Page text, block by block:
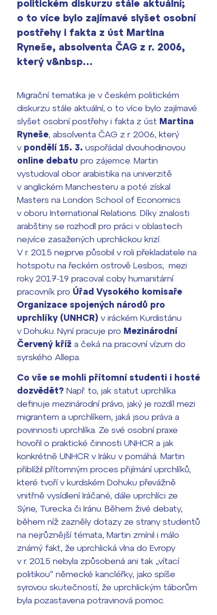
Výsledky 1. kola přijímacího řízení
2026/2027
Maturitní zkoušky
Europass
FOCUSing
Zahraniční stipendia
ČAG studentský
Maturitní témata
Pomoc! Mám problém!
Harmonogram školního roku
Termíny maturit
Bakaláři
politickém diskurzu stále aktuální;
o to více bylo zajímavé slyšet osobní
postřehy i fakta z úst Martina
Ryneše, absolventa ČAG z r. 2006,
který v&nbsp…
Migrační tematika je v českém politickém
diskurzu stále aktuální; o to více bylo zajímavé
slyšet osobní postřehy i fakta z úst Martina
Ryneše, absolventa ČAG z r. 2006, který
v pondělí 15. 3. uspořádal dvouhodinovou
online debatu pro zájemce. Martin
vystudoval obor arabistika na univerzitě
v anglickém Manchesteru a poté získal
Masters na London School of Economics
v oboru International Relations. Díky znalosti
arabštiny se rozhodl pro práci v oblastech
nejvíce zasažených uprchlickou krizí.
V r. 2015 nejprve působil v roli překladatele na
hotspotu na řeckém ostrově Lesbos; mezi
roky 2017-19 pracoval coby humanitární
pracovník pro Úřad Vysokého komisaře
Organizace spojených národů pro
uprchlíky (UNHCR) v iráckém Kurdistánu
v Dohuku. Nyní pracuje pro Mezinárodní
Červený kříž a čeká na pracovní vízum do
syrského Allepa.
Co vše se mohli přítomní studenti i hosté
dozvědět? Např. to, jak statut uprchlíka
definuje mezinárodní právo, jaký je rozdíl mezi
migrantem a uprchlíkem, jaká jsou práva a
povinnosti uprchlíka. Ze své osobní praxe
hovořil o praktické činnosti UNHCR a jak
konkrétně UNHCR v Iráku v pomáhá. Martin
přiblížil přítomným proces přijímání uprchlíků,
které tvoří v kurdském Dohuku převážně
vnitřně vysídlení Iráčané, dále uprchlíci ze
Sýrie, Turecka či Iránu. Během živé debaty,
během níž zazněly dotazy ze strany studentů
na nejrůznější témata, Martin zmínil i málo
známý fakt, že uprchlická vlna do Evropy
v r. 2015 nebyla způsobená ani tak „vítací
politikou“ německé kancléřky, jako spíše
syrovou skutečností, že uprchlickým táborům
byla pozastavena potravinová pomoc.